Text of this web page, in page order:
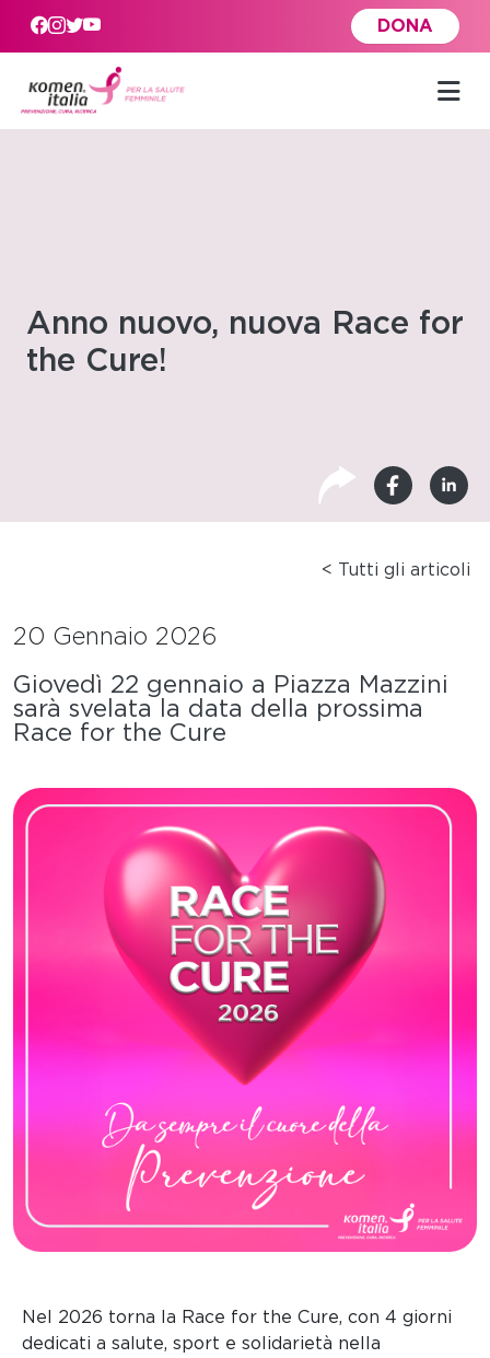
Skip to main content
DONA
Anno nuovo, nuova Race for
the Cure!
< Tutti gli articoli
20 Gennaio 2026
Giovedì 22 gennaio a Piazza Mazzini
sarà svelata la data della prossima
Race for the Cure
Nel 2026 torna la Race for the Cure, con 4 giorni
dedicati a salute, sport e solidarietà nella